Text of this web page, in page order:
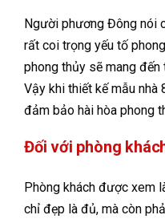
Người phương Đông nói
rất coi trọng yếu tố
phong thủy sẽ mang đến
Vậy khi thiết kế mẫu
đảm bảo hài hòa phong
Đối với phòng
Phòng khách được xem
chỉ đẹp là đủ, mà còn